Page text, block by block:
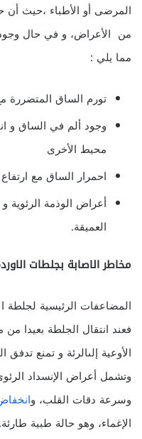
المرضى أو الأطباء ،حيث
من الأعراض، و في حال
مما يلي :
تورم الساق المتضررة
وجود ألم في الساق و
محيط الأخرى
احمرار الساق مع
أعراض الوذمة
العميقة.
مخاطر الاصابة بجلطات
المضاعفات الرئيسية لجلطة
فعند انتقال الجلطة بعيدا
الأوعية إلىالرئة و تمنع
وتشمل أعراض الإنسداد
وسرعة دقات القلب، و
الإغماء، وهو حالة طبية طارئة.